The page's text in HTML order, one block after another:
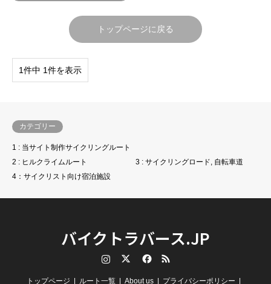
トップページに戻る
1件中 1件を表示
カテゴリー
1 : 当サイト制作サイクリングルート
2 : ヒルクライムルート
3 : サイクリングロード, 自転車道
4：サイクリスト向け宿泊施設
バイクトラバース.JP
RSS
トップページ ルート一覧 About us プライバシーポリシー